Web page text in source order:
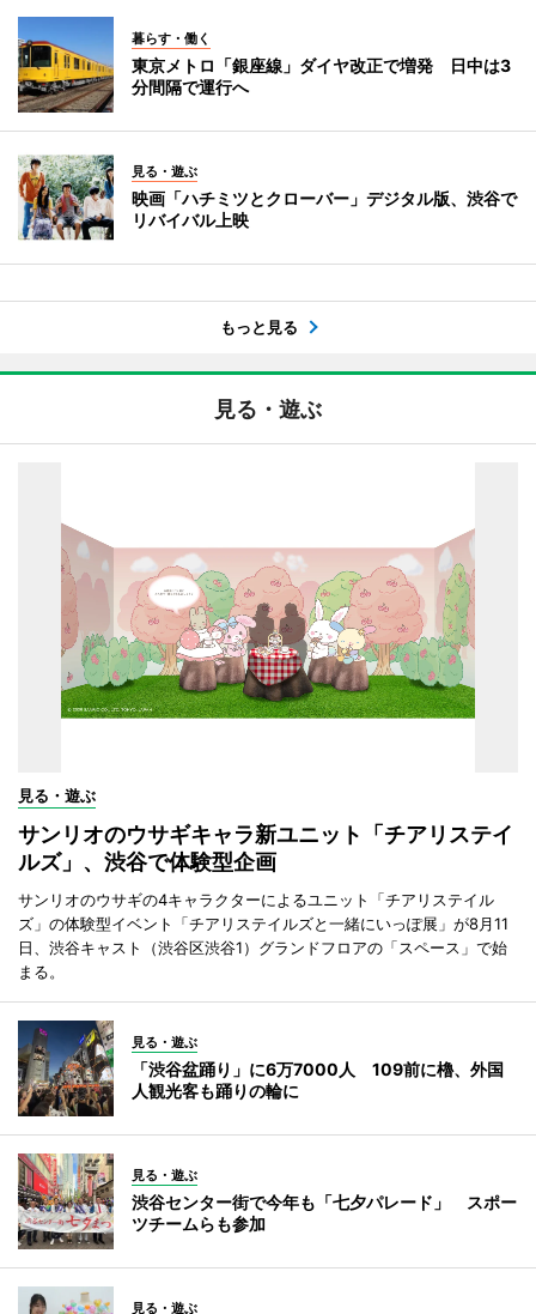
暮らす・働く
東京メトロ「銀座線」ダイヤ改正で増発 日中は3
分間隔で運行へ
見る・遊ぶ
映画「ハチミツとクローバー」デジタル版、渋谷で
リバイバル上映
もっと見る
見る・遊ぶ
見る・遊ぶ
サンリオのウサギキャラ新ユニット「チアリステイ
ルズ」、渋谷で体験型企画
サンリオのウサギの4キャラクターによるユニット「チアリステイル
ズ」の体験型イベント「チアリステイルズと一緒にいっぽ展」が8月11
日、渋谷キャスト（渋谷区渋谷1）グランドフロアの「スペース」で始
まる。
見る・遊ぶ
「渋谷盆踊り」に6万7000人 109前に櫓、外国
人観光客も踊りの輪に
見る・遊ぶ
渋谷センター街で今年も「七夕パレード」 スポー
ツチームらも参加
見る・遊ぶ